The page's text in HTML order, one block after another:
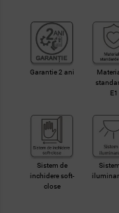
Garantie 2 ani
E1
Sistem de
inchidere soft-
close